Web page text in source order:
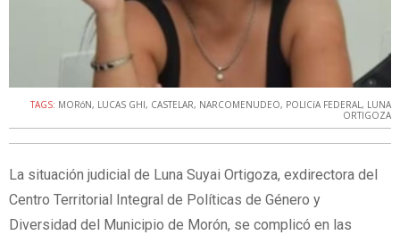
TAGS: MORóN, LUCAS GHI, CASTELAR, NARCOMENUDEO, POLICíA FEDERAL, LUNA
ORTIGOZA
La situación judicial de Luna Suyai Ortigoza, exdirectora del
Centro Territorial Integral de Políticas de Género y
Diversidad del Municipio de Morón, se complicó en las